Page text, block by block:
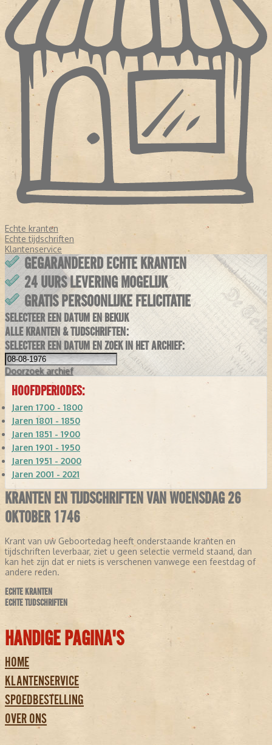
Echte kranten
Echte tijdschriften
Klantenservice
GEGARANDEERD ECHTE KRANTEN
24 UURS LEVERING MOGELIJK
GRATIS PERSOONLIJKE FELICITATIE
SELECTEER EEN DATUM EN BEKIJK
ALLE KRANTEN & TIJDSCHRIFTEN:
SELECTEER EEN DATUM EN ZOEK IN HET ARCHIEF:
Doorzoek archief
HOOFDPERIODES:
Jaren 1700 - 1800
Jaren 1801 - 1850
Jaren 1851 - 1900
Jaren 1901 - 1950
Jaren 1951 - 2000
Jaren 2001 - 2021
KRANTEN EN TIJDSCHRIFTEN VAN WOENSDAG 26
OKTOBER 1746
Krant van uw Geboortedag heeft onderstaande kranten en
tijdschriften leverbaar, ziet u geen selectie vermeld staand, dan
kan het zijn dat er niets is verschenen vanwege een feestdag of
andere reden.
ECHTE KRANTEN
ECHTE TIJDSCHRIFTEN
HANDIGE PAGINA'S
HOME
KLANTENSERVICE
SPOEDBESTELLING
OVER ONS